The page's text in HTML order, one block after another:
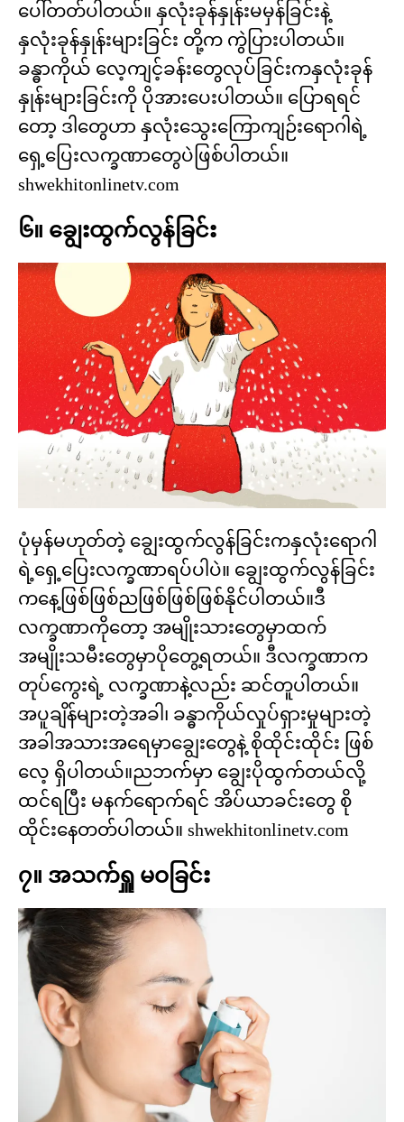
ပေါ်တတ်ပါတယ်။ နှလုံးခုန်နှုန်းမမှန်ခြင်းနဲ့
နှလုံးခုန်နှုန်းများခြင်း တို့က ကွဲပြားပါတယ်။
ခန္ဓာကိုယ် လေ့ကျင့်ခန်းတွေလုပ်ခြင်းကနှလုံးခုန်
နှုန်းများခြင်းကို ပိုအားပေးပါတယ်။ ပြောရရင်
တော့ ဒါတွေဟာ နှလုံးသွေးကြောကျဉ်းရောဂါရဲ့
ရှေ့ပြေးလက္ခဏာတွေပဲဖြစ်ပါတယ်။
shwekhitonlinetv.com
၆။ ချွေးထွက်လွန်ခြင်း
ပုံမှန်မဟုတ်တဲ့ ချွေးထွက်လွန်ခြင်းကနှလုံးရောဂါ
ရဲ့ရှေ့ပြေးလက္ခဏာရပ်ပါပဲ။ ချွေးထွက်လွန်ခြင်း
ကနေ့ဖြစ်ဖြစ်ညဖြစ်ဖြစ်ဖြစ်နိုင်ပါတယ်။ဒီ
လက္ခဏာကိုတော့ အမျိုးသားတွေမှာထက်
အမျိုးသမီးတွေမှာပိုတွေ့ရတယ်။ ဒီလက္ခဏာက
တုပ်ကွေးရဲ့ လက္ခဏာနဲ့လည်း ဆင်တူပါတယ်။
အပူချိန်များတဲ့အခါ၊ ခန္ဓာကိုယ်လှုပ်ရှားမှုများတဲ့
အခါအသားအရေမှာချွေးတွေနဲ့ စိုထိုင်းထိုင်း ဖြစ်
လေ့ ရှိပါတယ်။ညဘက်မှာ ချွေးပိုထွက်တယ်လို့
ထင်ရပြီး မနက်ရောက်ရင် အိပ်ယာခင်းတွေ စို
ထိုင်းနေတတ်ပါတယ်။ shwekhitonlinetv.com
၇။ အသက်ရှူ မဝခြင်း